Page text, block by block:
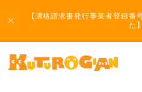
【適格請求書発行事業者登録番
た】